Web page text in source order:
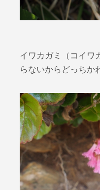
イワカガミ（コイワ
らないからどっちか